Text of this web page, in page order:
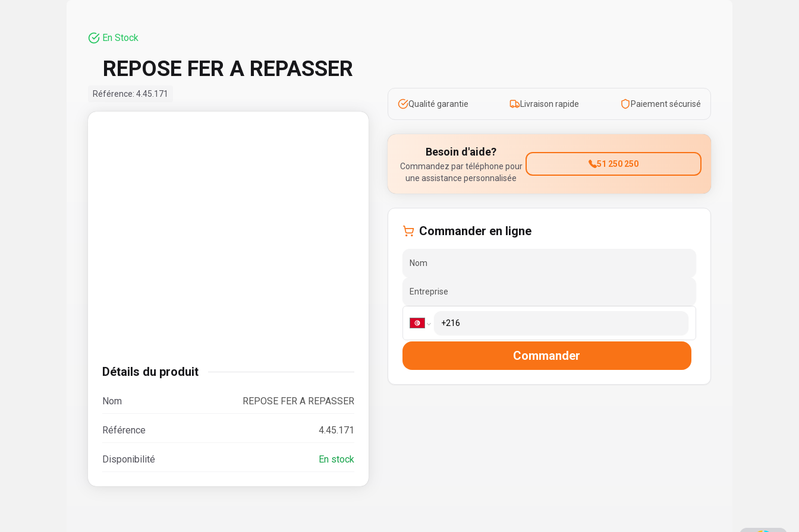
En Stock
REPOSE FER A REPASSER
Référence: 4.45.171
Détails du produit
Nom REPOSE FER A REPASSER
Référence 4.45.171
Disponibilité En stock
Qualité garantie Livraison rapide Paiement sécurisé
Besoin d'aide?
Commandez par téléphone pour
une assistance personnalisée
51 250 250
Commander en ligne
Nom
Entreprise
Commander